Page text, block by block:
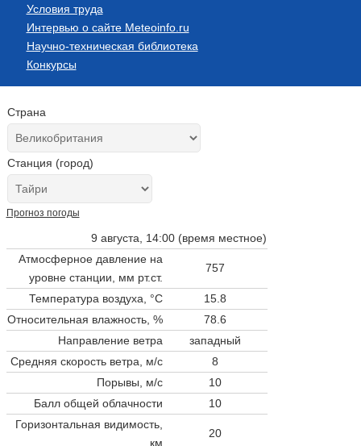
Условия труда
Интервью о сайте Meteoinfo.ru
Научно-техническая библиотека
Конкурсы
Страна
Станция (город)
Прогноз погоды
9 августа, 14:00 (время местное)
Атмосферное давление на
уровне станции, мм рт.ст.
757
Температура воздуха, °C
15.8
Относительная влажность, %
78.6
Направление ветра
западный
Средняя скорость ветра, м/с
8
Порывы, м/с
10
Балл общей облачности
10
Горизонтальная видимость,
км
20